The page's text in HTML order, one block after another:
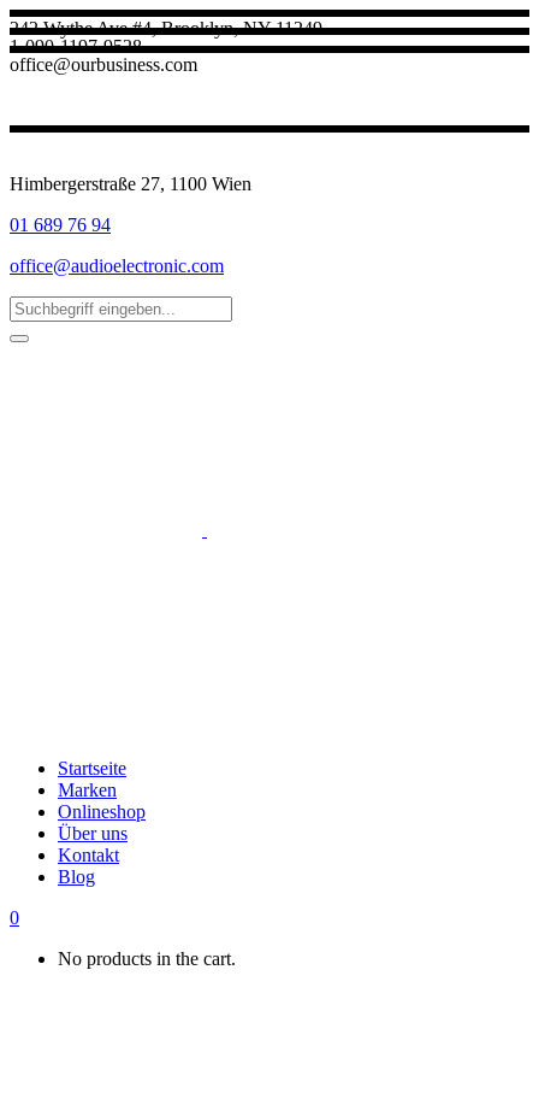
242 Wythe Ave #4, Brooklyn, NY 11249
1-090-1197-9528
office@ourbusiness.com
Himbergerstraße 27, 1100 Wien
01 689 76 94
office@audioelectronic.com
Startseite
Marken
Onlineshop
Über uns
Kontakt
Blog
0
No products in the cart.